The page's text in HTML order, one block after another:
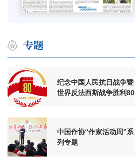
纪念中国人民抗日战争暨
世界反法西斯战争胜利80
中国作协“作家活动周”系
列专题